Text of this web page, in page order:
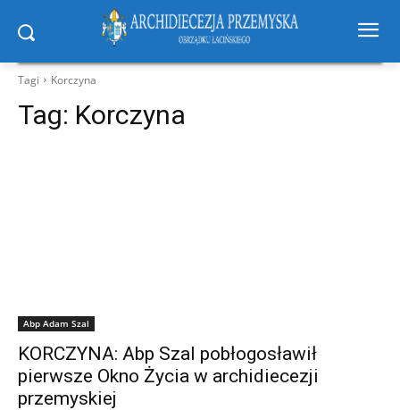
Tagi Korczyna
Tag: Korczyna
Abp Adam Szal
KORCZYNA: Abp Szal pobłogosławił
pierwsze Okno Życia w archidiecezji
przemyskiej